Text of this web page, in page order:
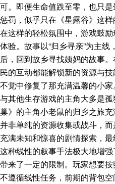
可。即便生命值跌至零，也只
惩罚，似乎只在《星露谷》这样
在这样的轻松氛围中，游戏鼓
体验。故事以“归乡寻亲”为主
后，回到故乡寻找姨妈的故事
民的互动都能解锁新的资源与
不觉中修复了那充满温馨的小家。
与其他生存游戏的主角大多是
巢》的主角小老鼠的归乡之旅
并非单纯的资源收集或战斗，
充满未知和惊喜的剧情探索，最
这种线性的叙事手法极大地增
带来了一定的限制。玩家想要
不遵循线性任务，前期的背包空